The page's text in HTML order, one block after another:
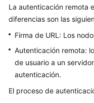
Configuración
del
nombre
Descripción
La autenticación remota
diferencias son las
Firma de URL: Los
Autenticación remota:
de usuario a un
autenticación.
El proceso de